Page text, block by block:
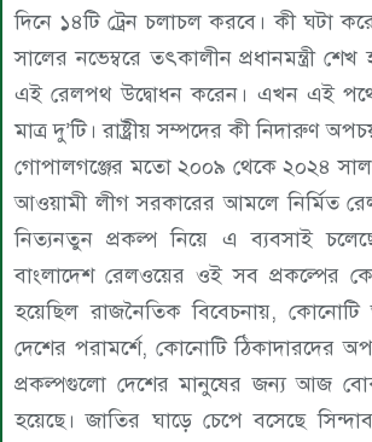
দিনে ১৪টি ট্রেন চলাচল করবে। কী ঘটা
সালের নভেম্বরে তৎকালীন প্রধানমন্ত্রী
এই রেলপথ উদ্বোধন করেন। এখন এই পথে
মাত্র দু’টি। রাষ্ট্রীয় সম্পদের কী নিদারুণ
গোপালগঞ্জের মতো ২০০৯ থেকে ২০২৪ সাল
আওয়ামী লীগ সরকারের আমলে নির্মিত
নিত্যনতুন প্রকল্প নিয়ে এ ব্যবসাই
বাংলাদেশ রেলওয়ের ওই সব প্রকল্পের
হয়েছিল রাজনৈতিক বিবেচনায়, কোনোটি
দেশের পরামর্শে, কোনোটি ঠিকাদারদের
প্রকল্পগুলো দেশের মানুষের জন্য আজ
হয়েছে। জাতির ঘাড়ে চেপে বসেছে